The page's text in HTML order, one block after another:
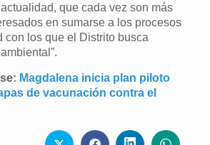
que cada vez son más
en sumarse a los procesos
con los que el Distrito busca
Magdalena inicia plan piloto
de vacunación contra el